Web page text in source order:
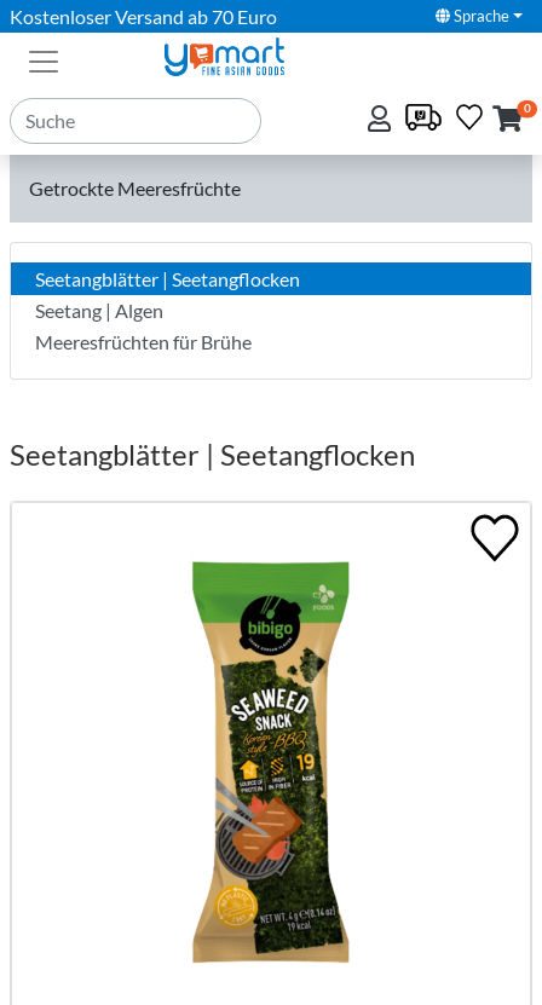
Kostenloser Versand ab 70 Euro Sprache
0
Getrockte Meeresfrüchte
Seetangblätter | Seetangflocken
Seetang | Algen
Meeresfrüchten für Brühe
Seetangblätter | Seetangflocken